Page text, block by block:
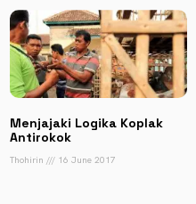
Menjajaki Logika Koplak
Antirokok
Thohirin 16 June 2017